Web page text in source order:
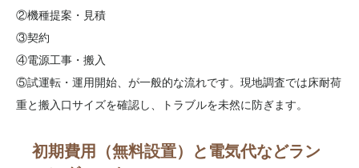
②機種提案・見積
③契約
④電源工事・搬入
⑤試運転・運用開始、が一般的な流れです。現地調査では床耐荷
重と搬入口サイズを確認し、トラブルを未然に防ぎます。
初期費用（無料設置）と電気代などラン